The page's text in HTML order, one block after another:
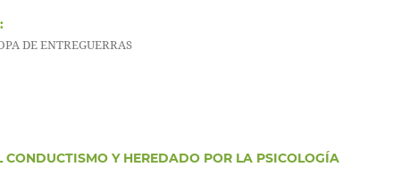
DE ENTREGUERRAS
Y HEREDADO POR LA PSICOLOGÍA